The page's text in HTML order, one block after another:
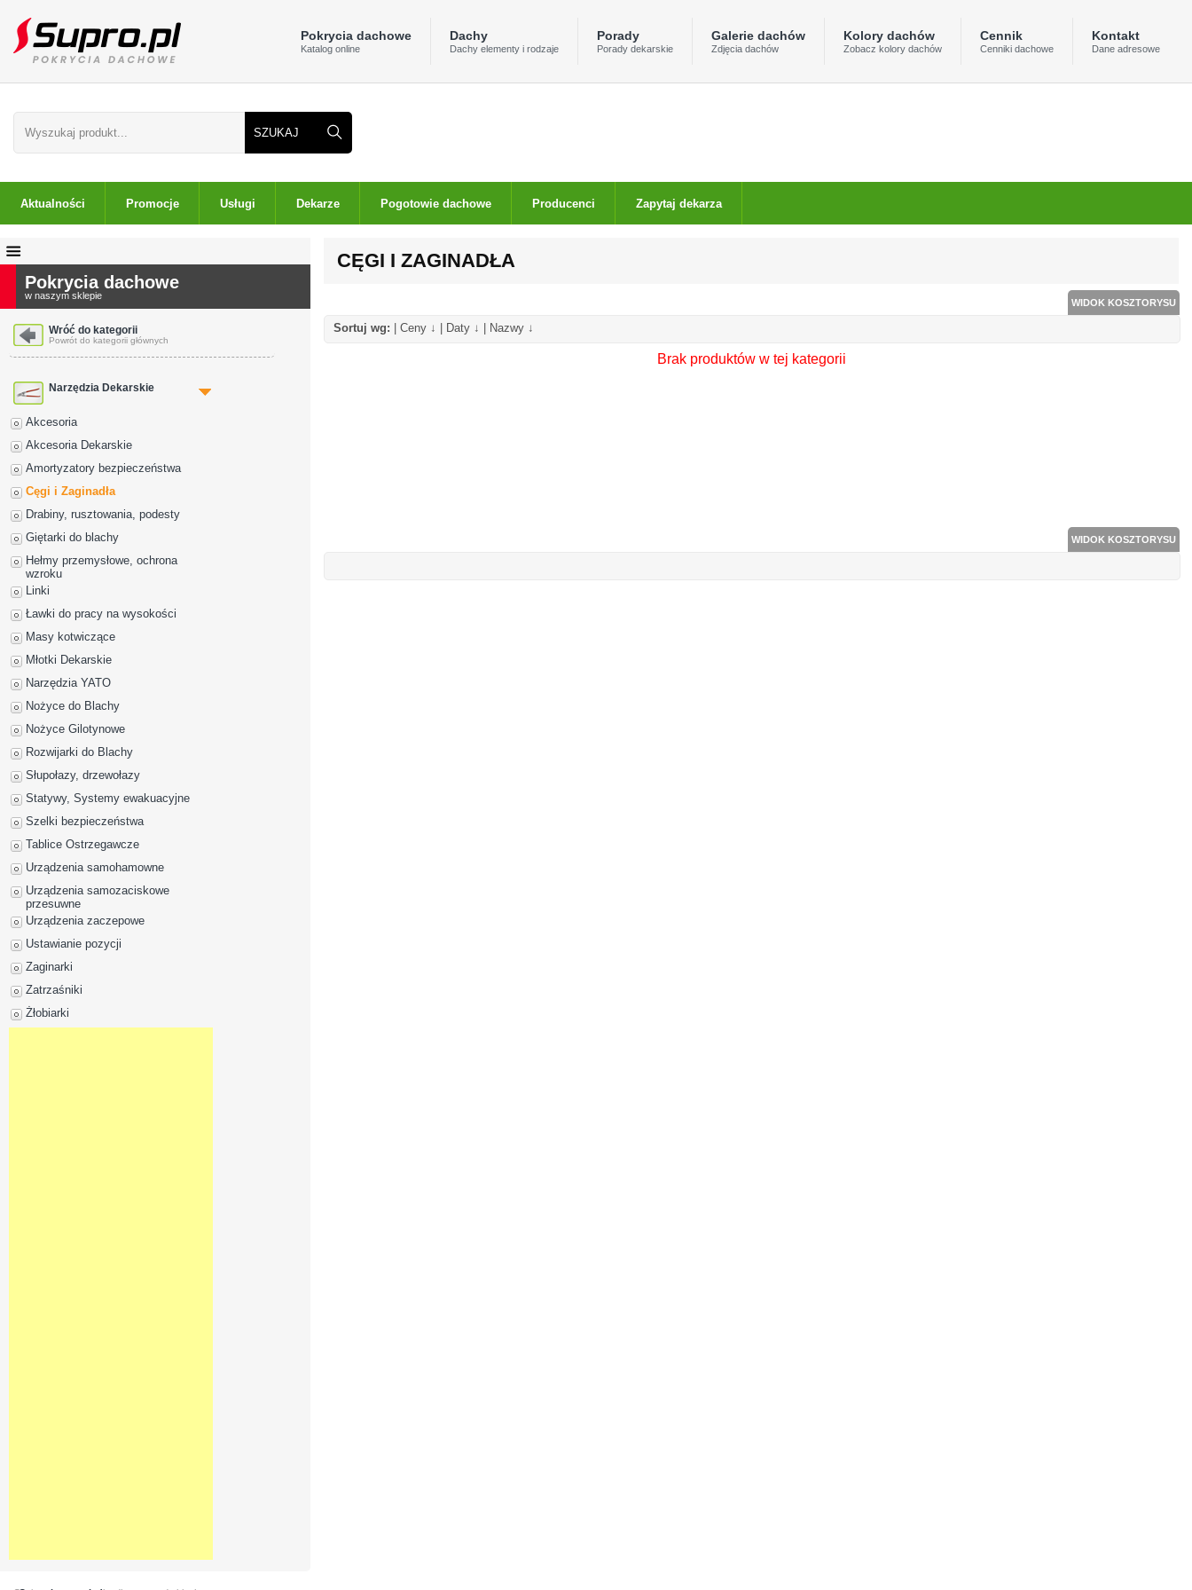
Pokrycia dachowe
Katalog online
Dachy
Dachy elementy i rodzaje
Porady
Porady dekarskie
Galerie dachów
Zdjęcia dachów
Kolory dachów
Zobacz kolory dachów
Cennik
Cenniki dachowe
Kontakt
Dane adresowe
Aktualności Promocje Usługi Dekarze Pogotowie dachowe Producenci Zapytaj dekarza
Pokrycia dachowe
w naszym sklepie
Wróć do kategorii
Powrót do kategorii głównych
Narzędzia Dekarskie
Akcesoria
Akcesoria Dekarskie
Amortyzatory bezpieczeństwa
Cęgi i Zaginadła
Drabiny, rusztowania, podesty
Giętarki do blachy
Hełmy przemysłowe, ochrona
wzroku
Linki
Ławki do pracy na wysokości
Masy kotwiczące
Młotki Dekarskie
Narzędzia YATO
Nożyce do Blachy
Nożyce Gilotynowe
Rozwijarki do Blachy
Słupołazy, drzewołazy
Statywy, Systemy ewakuacyjne
Szelki bezpieczeństwa
Tablice Ostrzegawcze
Urządzenia samohamowne
Urządzenia samozaciskowe
przesuwne
Urządzenia zaczepowe
Ustawianie pozycji
Zaginarki
Zatrzaśniki
Żłobiarki
CĘGI I ZAGINADŁA
WIDOK KOSZTORYSU
Sortuj wg: Ceny ↓ Daty ↓ Nazwy ↓
Brak produktów w tej kategorii
WIDOK KOSZTORYSU